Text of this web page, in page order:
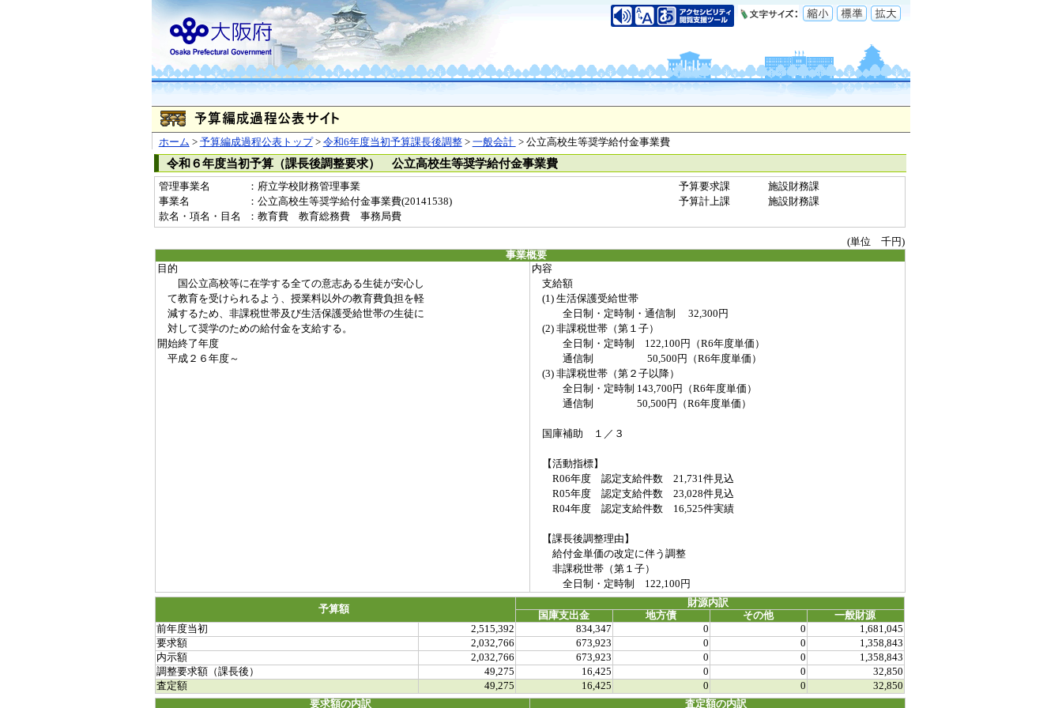
ホーム > 予算編成過程公表トップ> 令和6年度当初予算課長後調整> 一般会計 > 公立高校生等奨学給付金事業費
令和６年度当初予算（課長後調整要求） 公立高校生等奨学給付金事業費
管理事業名 ：府立学校財務管理事業 予算要求課
施設財務課
事業名
：公立高校生等奨学給付金事業費(20141538) 予算計上課
施設財務課
款名・項名・目名
：教育費 教育総務費 事務局費
(単位 千円)
事業概要
目的
内容
国公立高校等に在学する全ての意志ある生徒が安心し
支給額
て教育を受けられるよう、授業料以外の教育費負担を軽
(1) 生活保護受給世帯
減するため、非課税世帯及び生活保護受給世帯の生徒に
全日制・定時制・通信制 32,300円
対して奨学のための給付金を支給する。
(2) 非課税世帯（第１子）
開始終了年度
全日制・定時制 122,100円（R6年度単価）
平成２６年度～
通信制 50,500円（R6年度単価）
(3) 非課税世帯（第２子以降）
全日制・定時制 143,700円（R6年度単価）
通信制 50,500円（R6年度単価）
国庫補助 １／３
【活動指標】
R06年度 認定支給件数 21,731件見込
R05年度 認定支給件数 23,028件見込
R04年度 認定支給件数 16,525件実績
【課長後調整理由】
給付金単価の改定に伴う調整
非課税世帯（第１子）
全日制・定時制 122,100円
予算額
財源内訳
国庫支出金
地方債 その他
一般財源
前年度当初
2,515,392 834,347 0 0
1,681,045
要求額
2,032,766 673,923 0 0
1,358,843
内示額
2,032,766 673,923 0 0
1,358,843
調整要求額（課長後）
49,275 16,425 0 0
32,850
査定額
49,275 16,425 0 0
32,850
要求額の内訳
査定額の内訳